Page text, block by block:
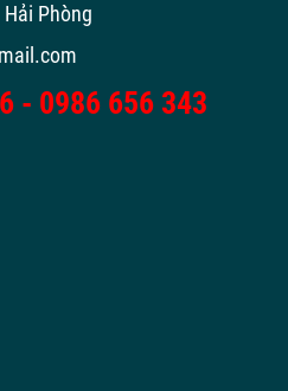
Phòng
- 0986 656 343